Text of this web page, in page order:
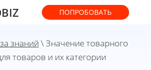
ПОПРОБОВАТЬ
знаний \ Значение товарного
товаров и их категории